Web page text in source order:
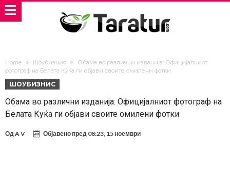
Home Шоубизнис
Обама во различни изданија: Официјалниот
фотограф на Белата Куќа ги објави своите омилени фотки
ШОУБИЗНИС
Обама во различни изданија: Официјалниот фотограф на
Белата Куќа ги објави своите омилени фотки
ОдA V Објавено пред 08:23, 15 ноември